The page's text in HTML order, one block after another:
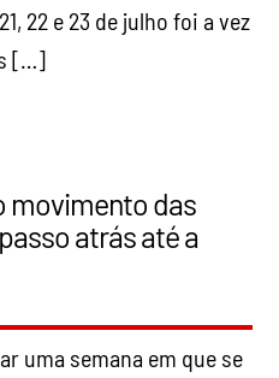
22 e 23 de julho foi a vez
[…]
movimento das
atrás até a
uma semana em que se